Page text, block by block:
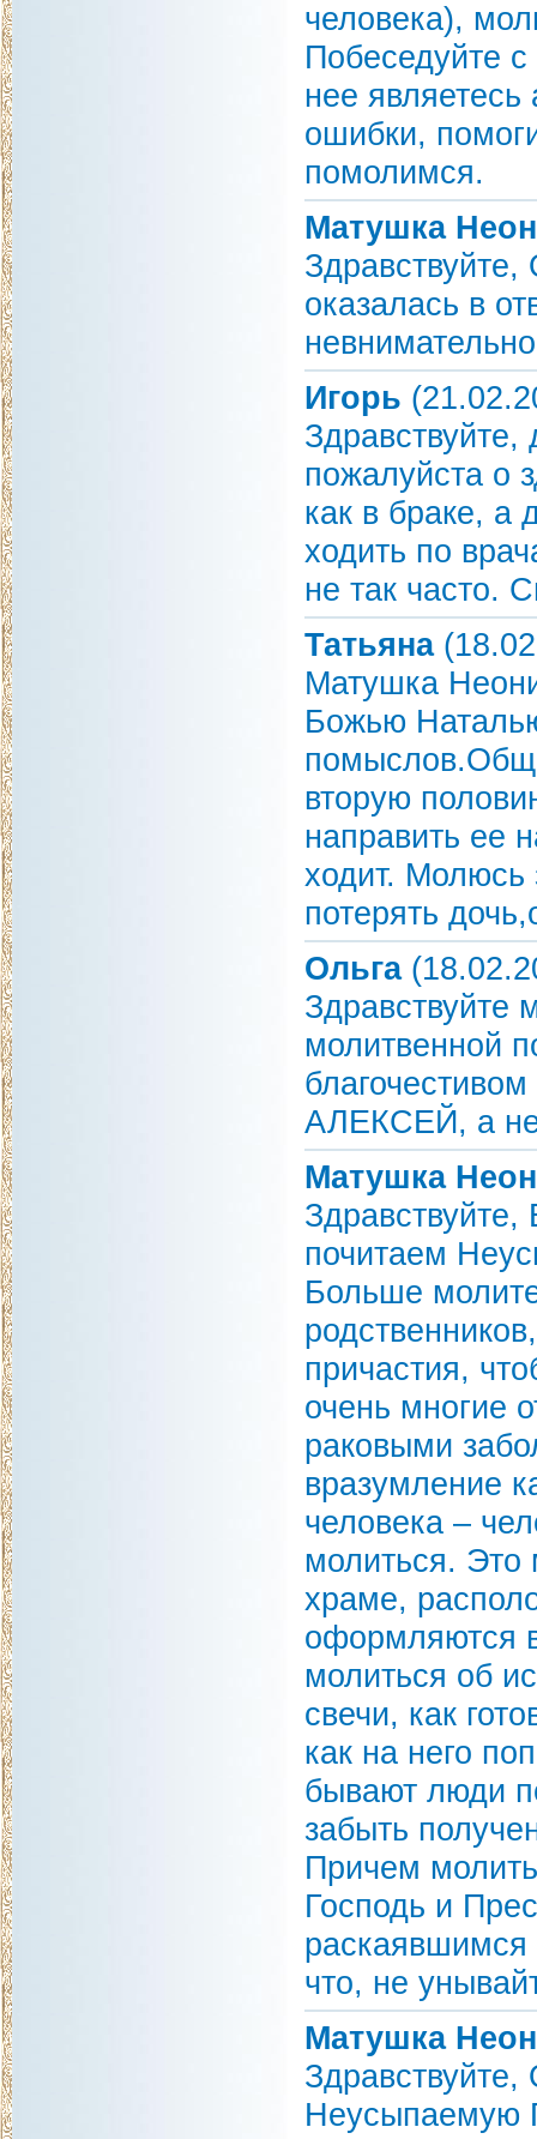
человека),
Побеседуйте
нее
ошибки,
помолимся.
Матушка
оказалась в
Игорь
пожалуйста о
как в браке, а
ходить по
не так часто.
Татьяна
Матушка
Божью
вторую
направить ее
ходит. Молюсь
потерять
Ольга
Здравствуйте
молитвенной
АЛЕКСЕЙ, а не
Матушка
почитаем
Больше
причастия,
очень многие
раковыми
вразумление
человека –
молиться.
храме,
оформляются
молиться об
свечи, как
как на него
бывают люди
забыть
Причем
Господь и
раскаявшимся
что, не
Матушка
Неусыпаемую